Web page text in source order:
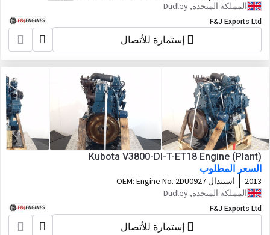
المملكة المتحدة, Dudley
F&J Exports Ltd
إستمارة للأتصال
Kubota V3800-DI-T-ET18 Engine (Plant)
السعر المطلوب
2013 استبدال OEM: Engine No. 2DU0927
المملكة المتحدة, Dudley
F&J Exports Ltd
إستمارة للأتصال